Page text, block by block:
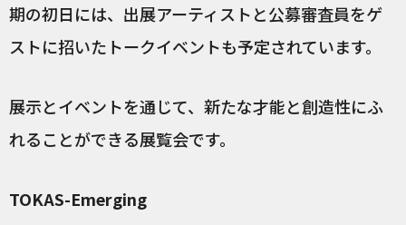
期の初日には、出展アーティストと公募審査員をゲ
ストに招いたトークイベントも予定されています。
展示とイベントを通じて、新たな才能と創造性にふ
れることができる展覧会です。
TOKAS-Emerging